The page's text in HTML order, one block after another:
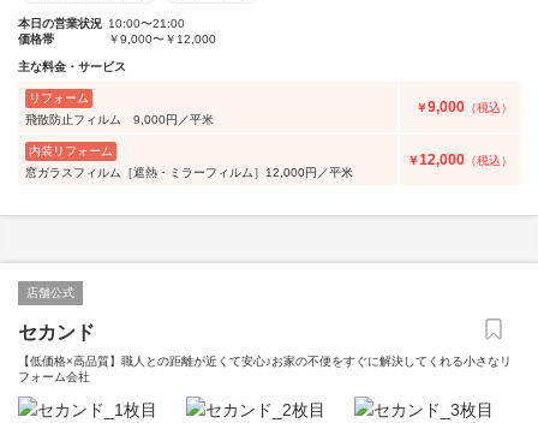
本日の営業状況 10:00〜21:00
価格帯
￥9,000〜￥12,000
主な料金・サービス
リフォーム
飛散防止フィルム 9,000円／平米
￥9,000 （税込）
内装リフォーム
窓ガラスフィルム［遮熱・ミラーフィルム］12,000円／平米
￥12,000 （税込）
店舗公式
セカンド
【低価格×高品質】職人との距離が近くて安心♪お家の不便をすぐに解決してくれる小さなリ
フォーム会社